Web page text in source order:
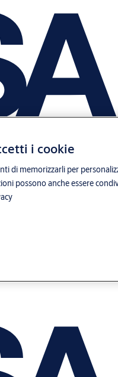
i cookie
di memorizzarli per
possono anche essere